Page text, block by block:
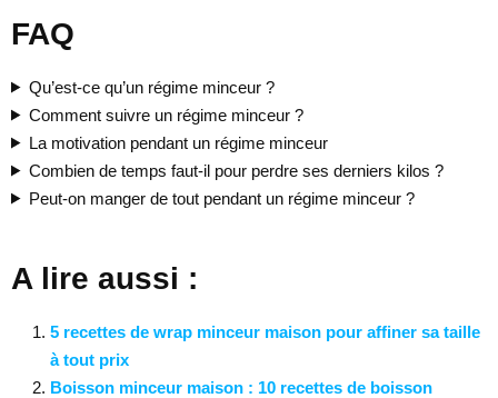
FAQ
Qu’est-ce qu’un régime minceur ?
Comment suivre un régime minceur ?
La motivation pendant un régime minceur
Combien de temps faut-il pour perdre ses derniers kilos ?
Peut-on manger de tout pendant un régime minceur ?
A lire aussi :
5 recettes de wrap minceur maison pour affiner sa taille
à tout prix
Boisson minceur maison : 10 recettes de boisson